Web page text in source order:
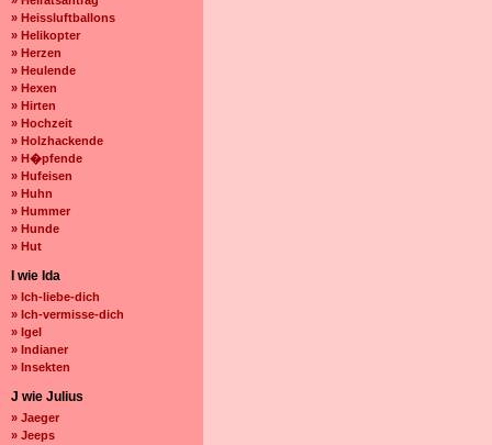
» Heissluftballons
» Helikopter
» Herzen
» Heulende
» Hexen
» Hirten
» Hochzeit
» Holzhackende
» H�pfende
» Hufeisen
» Huhn
» Hummer
» Hunde
» Hut
I wie Ida
» Ich-liebe-dich
» Ich-vermisse-dich
» Igel
» Indianer
» Insekten
J wie Julius
» Jaeger
» Jeeps